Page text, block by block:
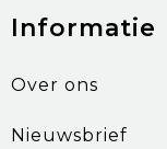
Informatie
Over ons
Nieuwsbrief